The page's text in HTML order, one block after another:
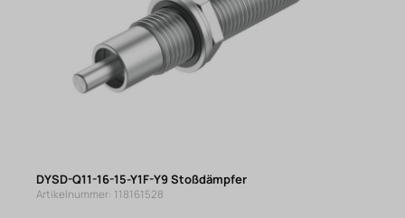
DYSD-Q11-16-15-Y1F-Y9 Stoßdämpfer
Artikelnummer: 118161528